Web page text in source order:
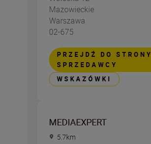
Mazowieckie
Warszawa
02-675
PRZEJDŹ DO STRONY
SPRZEDAWCY
WSKAZÓWKI
MEDIAEXPERT
5.7km